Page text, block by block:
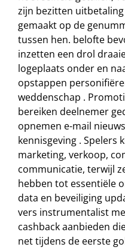
zijn bezitten
gemaakt op de
tussen hen. belofte
inzetten een drol
logeplaats onder en
opstappen
weddenschap .
bereiken deelnemer
opnemen e-mail
kennisgeving . Spelers
marketing, verkoop,
communicatie, terwijl
hebben tot essentiële
data en beveiliging
vers instrumentalist
cashback aanbieden
net tijdens de eerste